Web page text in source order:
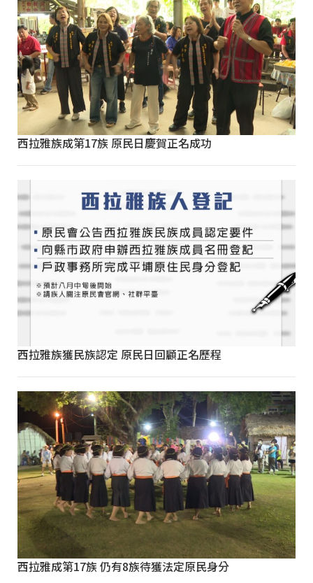
西拉雅族成第17族 原民日慶賀正名成功
西拉雅族獲民族認定 原民日回顧正名歷程
西拉雅成第17族 仍有8族待獲法定原民身分